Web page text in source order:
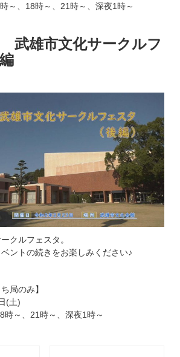
～、18時～、21時～、深夜1時～
武雄市文化サークルフ
クルフェスタ。
ントの続きをお楽しみください♪
局のみ】
(土)
時～、21時～、深夜1時～